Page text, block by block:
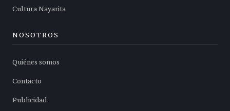
Cultura Nayarita
NOSOTROS
Quiénes somos
Contacto
Publicidad